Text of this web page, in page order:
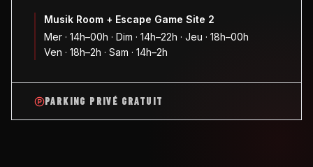
Musik Room + Escape Game Site 2
Mer · 14h–00h · Dim · 14h–22h · Jeu · 18h–00h
Ven · 18h–2h · Sam · 14h–2h
PARKING PRIVÉ GRATUIT